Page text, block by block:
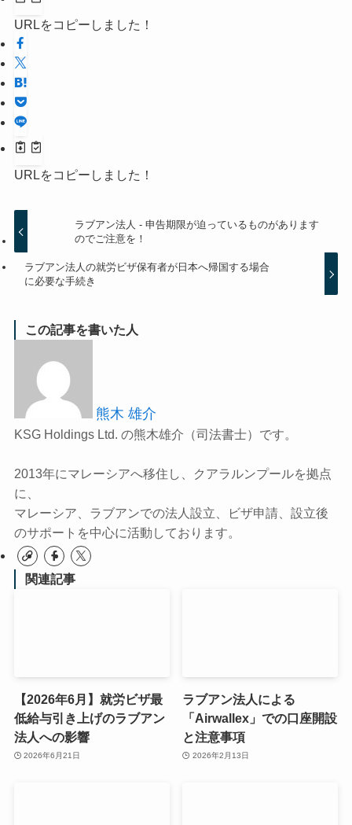
URLをコピーしました！
URLをコピーしました！
ラブアン法人 - 申告期限が迫っているものがあります
のでご注意を！
ラブアン法人の就労ビザ保有者が日本へ帰国する場合
に必要な手続き
この記事を書いた人
熊木 雄介
KSG Holdings Ltd. の熊木雄介（司法書士）です。
2013年にマレーシアへ移住し、クアラルンプールを拠点
に、
マレーシア、ラブアンでの法人設立、ビザ申請、設立後
のサポートを中心に活動しております。
関連記事
【2026年6月】就労ビザ最
低給与引き上げのラブアン
法人への影響
2026年6月21日
ラブアン法人による
「Airwallex」での口座開設
と注意事項
2026年2月13日